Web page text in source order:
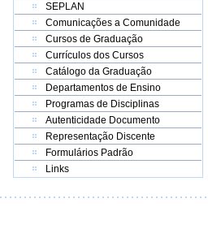
SEPLAN
Comunicações a Comunidade
Cursos de Graduação
Currículos dos Cursos
Catálogo da Graduação
Departamentos de Ensino
Programas de Disciplinas
Autenticidade Documento
Representação Discente
Formulários Padrão
Links